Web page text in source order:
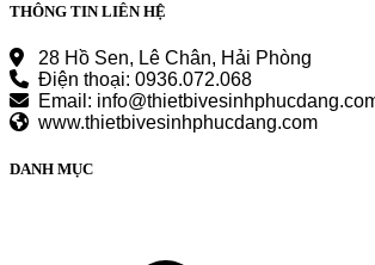
THÔNG TIN LIÊN HỆ
28 Hồ Sen, Lê Chân, Hải Phòng
Điện thoại: 0936.072.068
Email:
www.thietbivesinhphucdang.com
DANH MỤC